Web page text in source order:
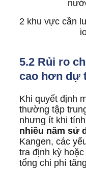
2 khu vực cần
5.2 Rủi ro
cao hơn dự
Khi quyết định
thường tập
nhưng ít khi
nhiều năm sử
Kangen, các
tra định kỳ
tổng chi phí